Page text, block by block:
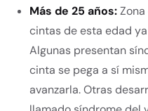
Más de 25 años:Zona
cintas de esta edad
Algunas presentan
cinta se pega a sí
avanzarla. Otras